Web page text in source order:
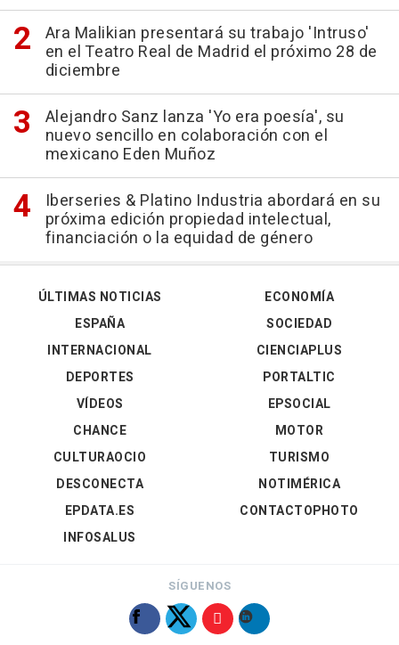
Ara Malikian presentará su trabajo 'Intruso'
en el Teatro Real de Madrid el próximo 28 de
diciembre
Alejandro Sanz lanza 'Yo era poesía', su
nuevo sencillo en colaboración con el
mexicano Eden Muñoz
Iberseries & Platino Industria abordará en su
próxima edición propiedad intelectual,
financiación o la equidad de género
ÚLTIMAS NOTICIAS
ESPAÑA
INTERNACIONAL
DEPORTES
VÍDEOS
ECONOMÍA
SOCIEDAD
CIENCIAPLUS
PORTALTIC
EPSOCIAL
CHANCE
CULTURAOCIO
DESCONECTA
EPDATA.ES
INFOSALUS
MOTOR
TURISMO
NOTIMÉRICA
CONTACTOPHOTO
SÍGUENOS